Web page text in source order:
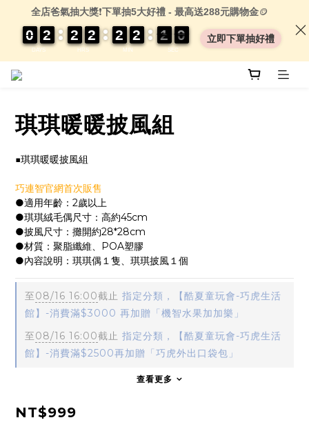
琪琪暖暖披風組
■琪琪暖暖披風組
巧連智官網首次販售
●適用年齡：2歲以上
●琪琪絨毛偶尺寸：高約45cm
●披風尺寸：攤開約28*28cm
●材質：聚脂纖維、POA塑膠
●內容說明：琪琪偶１隻、琪琪披風１個
至08/16 16:00截止 指定分類，【酷夏童玩會-巧虎生活
館】-消費滿$3000 再加贈「機智水果加加樂」
至08/16 16:00截止 指定分類，【酷夏童玩會-巧虎生活
館】-消費滿$2500再加贈「巧虎外出口袋包」
查看更多
NT$999
全店爸氣抽大獎❗下單抽5大好禮 - 最高送288元購物金🪙
DAYS
0
0
0
0 2
2
2
2
HRS
2
2
2
2 2
2
2
2
MIN
2
2
2
2 2
2
2
2
SEC
1
1
1
1 0
0
9
9
8 立即下單抽好禮